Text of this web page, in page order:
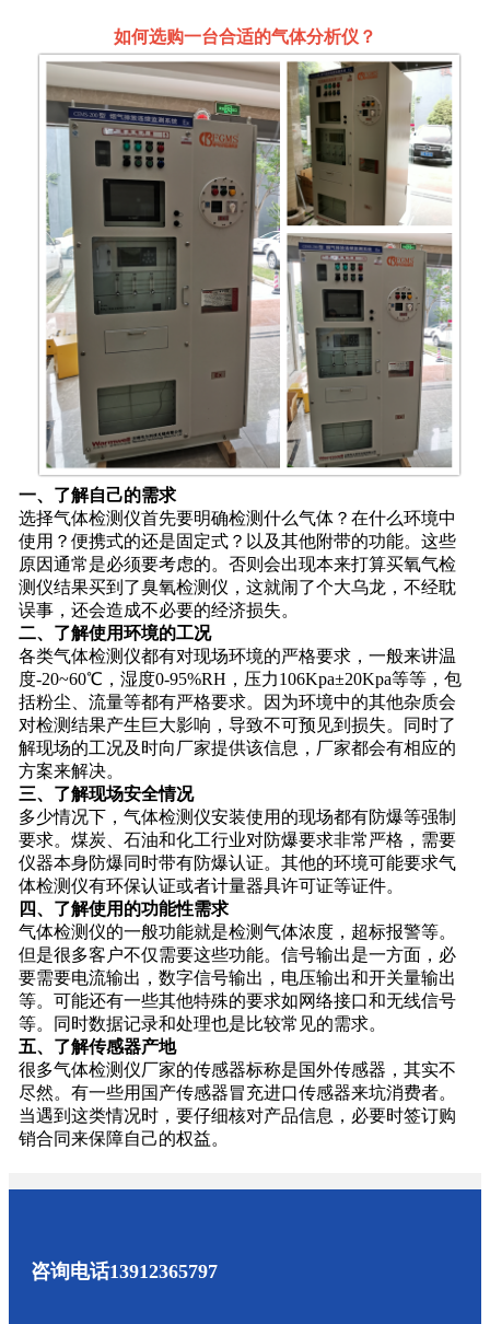
如何选购一台合适的气体分析仪？
一、了解自己的需求
选择气体检测仪首先要明确检测什么气体？在什么环境中
使用？便携式的还是固定式？以及其他附带的功能。这些
原因通常是必须要考虑的。否则会出现本来打算买氧气检
测仪结果买到了臭氧检测仪，这就闹了个大乌龙，不经耽
误事，还会造成不必要的经济损失。
二、了解使用环境的工况
各类气体检测仪都有对现场环境的严格要求，一般来讲温
度-20~60℃，湿度0-95%RH，压力106Kpa±20Kpa等等，包
括粉尘、流量等都有严格要求。因为环境中的其他杂质会
对检测结果产生巨大影响，导致不可预见到损失。同时了
解现场的工况及时向厂家提供该信息，厂家都会有相应的
方案来解决。
三、了解现场安全情况
多少情况下，气体检测仪安装使用的现场都有防爆等强制
要求。煤炭、石油和化工行业对防爆要求非常严格，需要
仪器本身防爆同时带有防爆认证。其他的环境可能要求气
体检测仪有环保认证或者计量器具许可证等证件。
四、了解使用的功能性需求
气体检测仪的一般功能就是检测气体浓度，超标报警等。
但是很多客户不仅需要这些功能。信号输出是一方面，必
要需要电流输出，数字信号输出，电压输出和开关量输出
等。可能还有一些其他特殊的要求如网络接口和无线信号
等。同时数据记录和处理也是比较常见的需求。
五、了解传感器产地
很多气体检测仪厂家的传感器标称是国外传感器，其实不
尽然。有一些用国产传感器冒充进口传感器来坑消费者。
当遇到这类情况时，要仔细核对产品信息，必要时签订购
销合同来保障自己的权益。
咨询电话13912365797